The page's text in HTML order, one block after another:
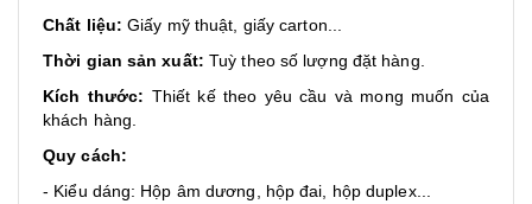
Chất liệu: Giấy mỹ thuật, giấy carton...
Thời gian sản xuất: Tuỳ theo số lượng đặt hàng.
Kích thước: Thiết kế theo yêu cầu và mong muốn của
khách hàng.
Quy cách:
- Kiểu dáng: Hộp âm dương, hộp đai, hộp duplex...